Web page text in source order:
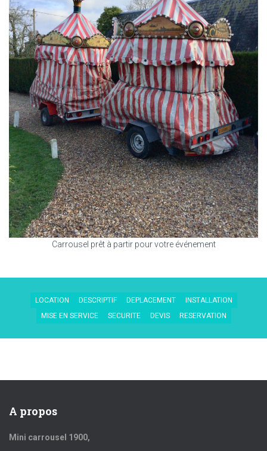
Carrousel prêt à partir pour votre événement
LOCATION DESCRIPTIF DEPLACEMENT
INSTALLATION
MISE EN SERVICE
SECURITE DEVIS RESERVATION
A propos
Mini carrousel 1900,